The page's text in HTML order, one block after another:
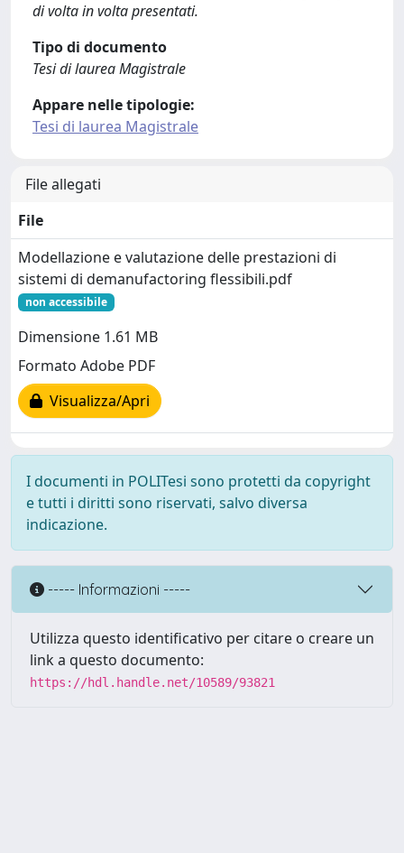
di volta in volta presentati.
Tipo di documento
Tesi di laurea Magistrale
Appare nelle tipologie:
Tesi di laurea Magistrale
File allegati
File
Modellazione e valutazione delle prestazioni di
sistemi di demanufactoring flessibili.pdf
non accessibile
Dimensione 1.61 MB
Formato Adobe PDF
Visualizza/Apri
I documenti in POLITesi sono protetti da copyright
e tutti i diritti sono riservati, salvo diversa
indicazione.
----- Informazioni -----
Utilizza questo identificativo per citare o creare un
link a questo documento:
https://hdl.handle.net/10589/93821